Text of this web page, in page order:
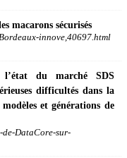
macarons sécurisés
innove,40697.html
l’état du marché SDS
difficultés dans la
et générations de
DataCore-sur-